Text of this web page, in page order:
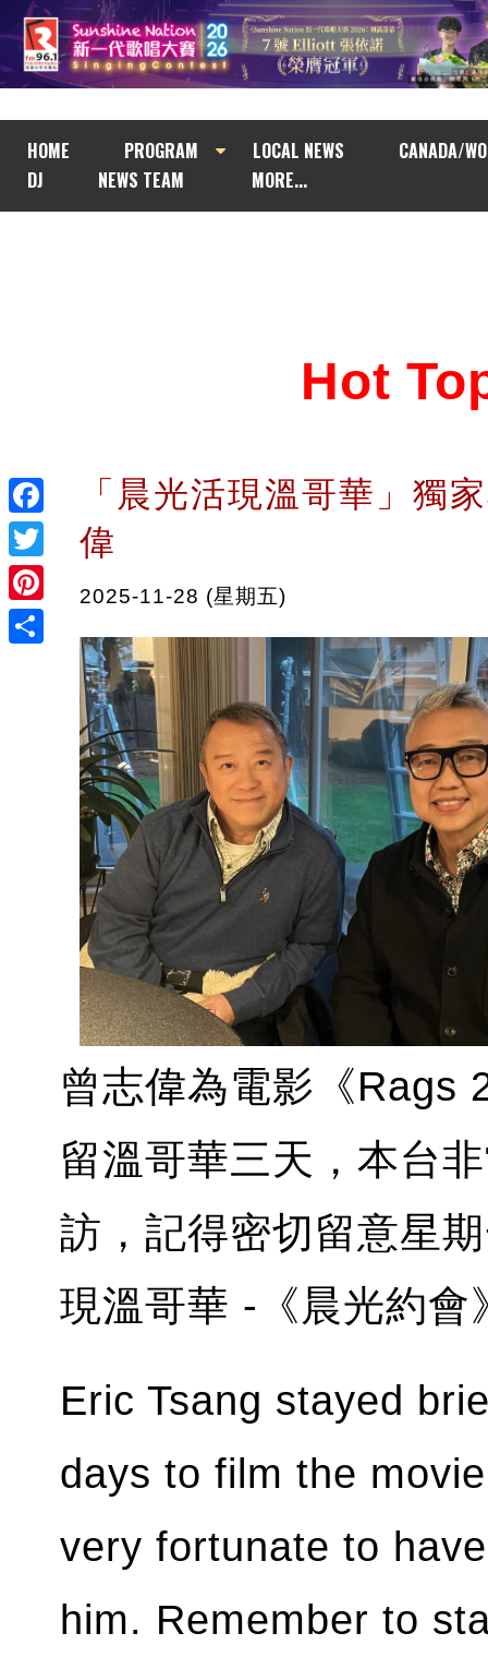
HOME PROGRAM LOCAL NEWS
CANADA/
DJ
NEWS TEAM MORE...
Facebook
Twitter
Pinterest
Hot
「晨光活現溫哥華」獨
偉
2025-11-28 (星期五)
曾志偉為電影《Rags
留溫哥華三天，本台
訪，記得密切留意星
現溫哥華 -《晨光約會
Eric Tsang stayed
days to film the
very fortunate to
him. Remember to